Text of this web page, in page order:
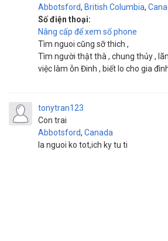
Abbotsford, British Columbia,
Số điện thoại:
Nâng cấp để xem số phone
Tìm nguoi cũng sỡ thich ,
Tìm người thật thà , chung thủy ,
việc làm ỗn Đinh , biết lo cho gia đình
tonytran123
Con trai
Abbotsford, Canada
la nguoi ko tot,ich ky tu ti